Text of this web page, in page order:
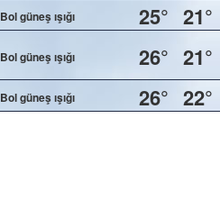
Bol güneş ışığı 25° 21°
Bol güneş ışığı 26° 21°
Bol güneş ışığı 26° 22°